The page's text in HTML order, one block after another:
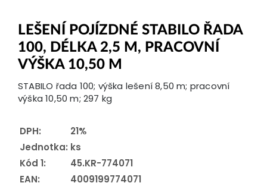
LEŠENÍ POJÍZDNÉ STABILO ŘADA
100, DÉLKA 2,5 M, PRACOVNÍ
VÝŠKA 10,50 M
STABILO řada 100; výška lešení 8,50 m; pracovní
výška 10,50 m; 297 kg
DPH:
21%
Jednotka: ks
Kód 1:
45.KR-774071
EAN:
4009199774071